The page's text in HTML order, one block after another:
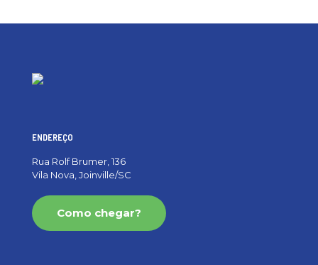
ENDEREÇO
Rua Rolf Brumer, 136
Vila Nova, Joinville/SC
Como chegar?